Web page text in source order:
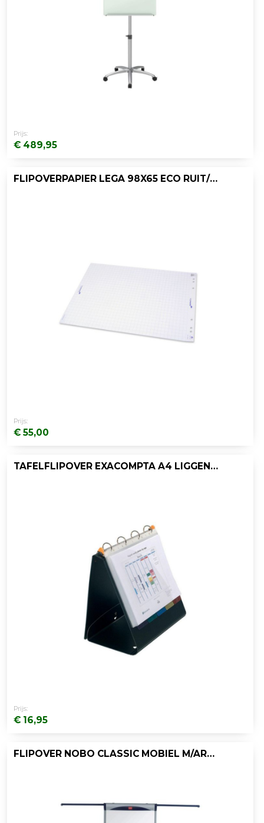
Prijs:
€ 489,95
FLIPOVERPAPIER LEGA 98X65 ECO RUIT/5X20V
Prijs:
€ 55,00
TAFELFLIPOVER EXACOMPTA A4 LIGGEND ZWART
Prijs:
€ 16,95
FLIPOVER NOBO CLASSIC MOBIEL M/ARMEN